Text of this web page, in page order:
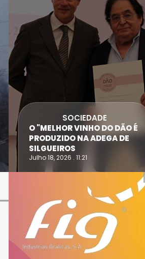
SOCIEDADE
O "MELHOR VINHO DO DÃO É
PRODUZIDO NA ADEGA DE
SILGUEIROS
Julho 18, 2026 . 11:21